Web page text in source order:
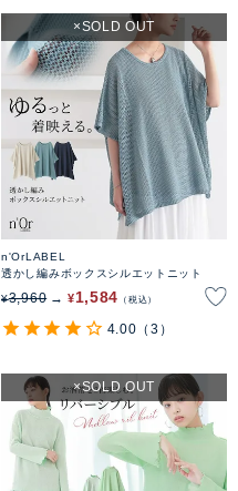
n'OrLABEL
透かし編みボックスシルエットニット
¥3,960 ¥1,584 税込
SOLD OUT
4.00 （3）
SOLD OUT